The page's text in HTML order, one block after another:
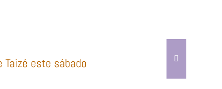
Taizé este sábado